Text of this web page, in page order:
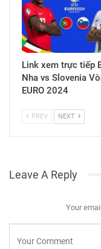
Link xem trực tiếp
Nha vs Slovenia
EURO 2024
PREV NEXT
Leave A Reply
Your